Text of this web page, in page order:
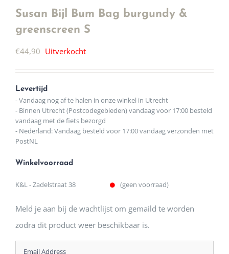
Susan Bijl Bum Bag burgundy &
greenscreen S
€44,90 Uitverkocht
Levertijd
- Vandaag nog af te halen in onze winkel in Utrecht
- Binnen Utrecht (Postcodegebieden) vandaag voor 17:00 besteld
vandaag met de fiets bezorgd
- Nederland: Vandaag besteld voor 17:00 vandaag verzonden met
PostNL
Winkelvoorraad
K&L - Zadelstraat 38 (geen voorraad)
Meld je aan bij de wachtlijst om gemaild te worden
zodra dit product weer beschikbaar is.
Enter